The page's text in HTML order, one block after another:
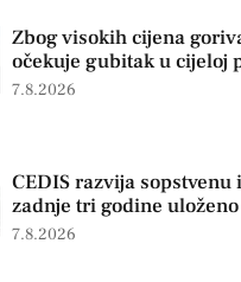
Zbog visokih cijena
očekuje gubitak u cijeloj
7.8.2026
CEDIS razvija
zadnje tri godine
7.8.2026